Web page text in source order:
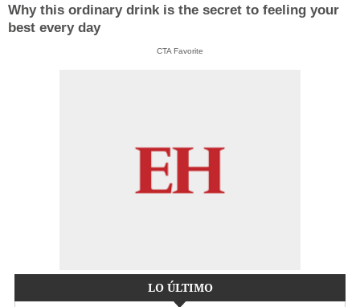
Why this ordinary drink is the secret to feeling your
best every day
CTA Favorite
LO ÚLTIMO